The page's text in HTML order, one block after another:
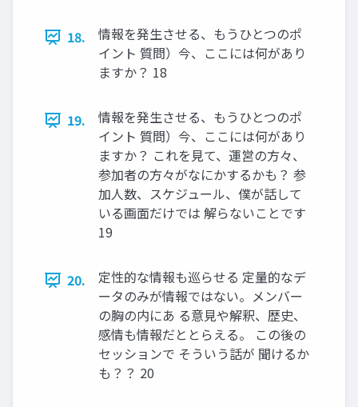
18.
情報を発生させる、もうひとつのポ
イント 質問）今、ここには何があり
ますか？ 18
19.
情報を発生させる、もうひとつのポ
イント 質問）今、ここには何があり
ますか？ これを見て、運営の方々、
参加者の方々がなにかするかも？ 参
加人数、スケジュール、僕が話して
いる画面だけでは 解らないことです
19
20.
定性的な情報も巡らせる 定量的なデ
ータのみが情報ではない。メンバー
の胸の内にあ る意見や解釈、歴史、
感情も情報だととらえる。 この後の
セッションで そういう話が 聞けるか
も？？ 20